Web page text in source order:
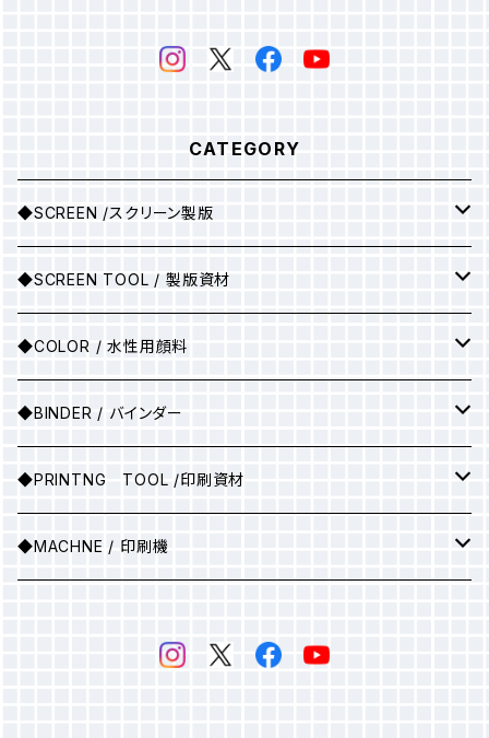
CATEGORY
◆SCREEN /スクリーン製版
シルクスクリーン製版
◆SCREEN TOOL / 製版資材
製版用インクジェットプリント
●A3サイズ
●A2サイズ
アルミ枠
アルミ枠+紗張り
フィルム
◆COLOR / 水性用顔料
▶25ｇ
▶100ｇ
◆BINDER / バインダー
▶ソフトバインダー(カラー)
▶ソフトバインダー（ホワイト）
◆PRINTNG TOOL /印刷資材
スキージ
◆MACHNE / 印刷機